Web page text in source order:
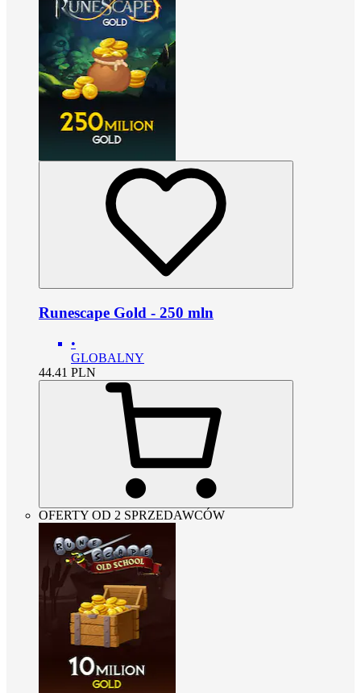
Runescape Gold - 250 mln
•
GLOBALNY
44.41 PLN
OFERTY OD 2 SPRZEDAWCÓW